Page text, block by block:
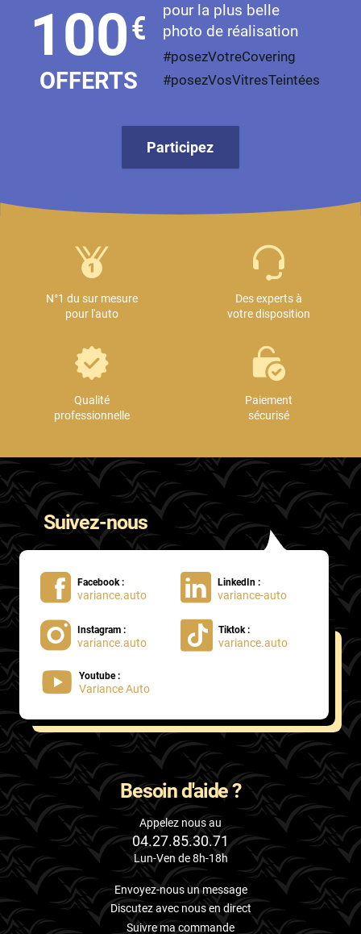
100€
OFFERTS
pour la plus belle
photo de réalisation
#posezVotreCovering
#posezVosVitresTeintées
Participez
N°1 du sur mesure
pour l'auto
Des experts à
votre disposition
Qualité
professionnelle
Paiement
sécurisé
Suivez-nous
Facebook :
variance.auto
LinkedIn :
variance-auto
Instagram :
variance.auto
Tiktok :
variance.auto
Youtube :
Variance Auto
Besoin d'aide ?
Appelez nous au
04.27.85.30.71
Lun-Ven de 8h-18h
Envoyez-nous un message
Discutez avec nous en direct
Suivre ma commande